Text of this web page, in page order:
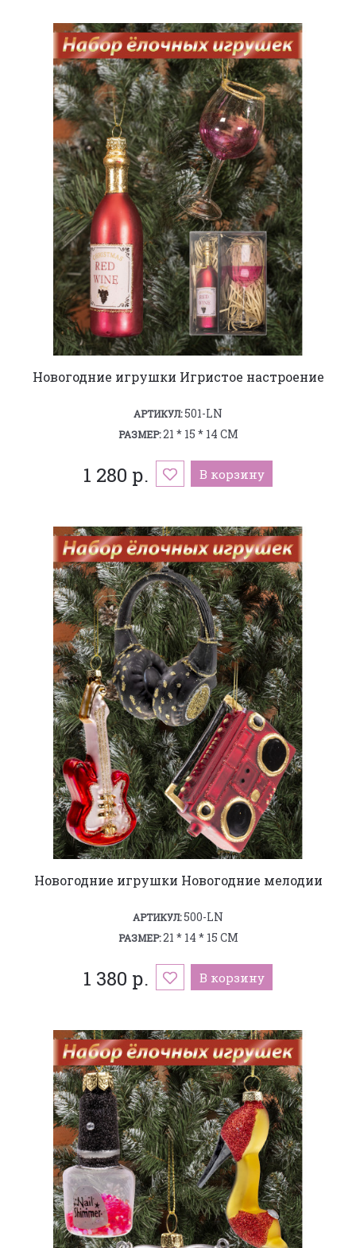
Новогодние игрушки Игристое настроение
АРТИКУЛ:501-LN
РАЗМЕР:21 * 15 * 14 СМ
1 280 р. В корзину
Новогодние игрушки Новогодние мелодии
АРТИКУЛ:500-LN
РАЗМЕР:21 * 14 * 15 СМ
1 380 р. В корзину